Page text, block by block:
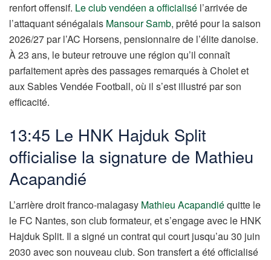
renfort offensif. Le club vendéen a officialisé l’arrivée de
l’attaquant sénégalais Mansour Samb, prêté pour la saison
2026/27 par l’AC Horsens, pensionnaire de l’élite danoise.
À 23 ans, le buteur retrouve une région qu’il connaît
parfaitement après des passages remarqués à Cholet et
aux Sables Vendée Football, où il s’est illustré par son
efficacité.
13:45 Le HNK Hajduk Split
officialise la signature de Mathieu
Acapandié
L’arrière droit franco-malagasy Mathieu Acapandiéquitte le
le FC Nantes, son club formateur, et s’engage avec le HNK
Hajduk Split. Il a signé un contrat qui court jusqu’au 30 juin
2030 avec son nouveau club. Son transfert a été officialisé